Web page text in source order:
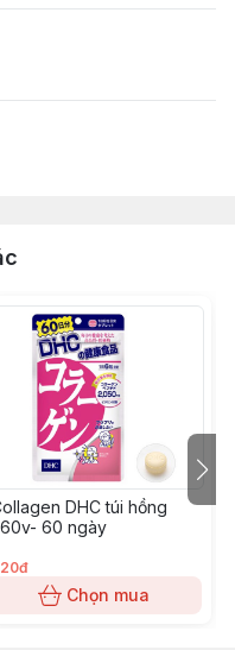
DHC túi hồng
60 ngày
Chọn mua